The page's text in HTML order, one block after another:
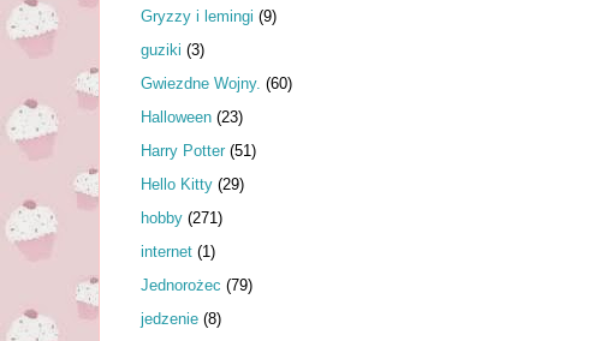
Gryzzy i lemingi (9)
guziki (3)
Gwiezdne Wojny. (60)
Halloween (23)
Harry Potter (51)
Hello Kitty (29)
hobby (271)
internet (1)
Jednorożec (79)
jedzenie (8)